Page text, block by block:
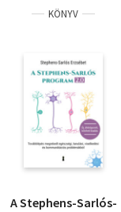
KÖNYV
A Stephens-Sarlós-